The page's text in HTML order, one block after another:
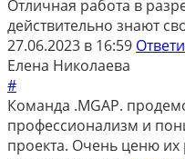
Отличная работа в
действительно знают
27.06.2023 в 16:59
Елена Николаева
#
Команда .MGAP.
профессионализм и
проекта. Очень ценю